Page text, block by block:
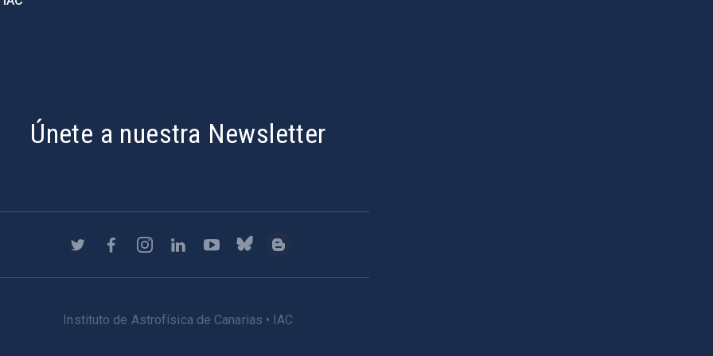
Únete a nuestra Newsletter
Instituto de Astrofísica de Canarias • IAC